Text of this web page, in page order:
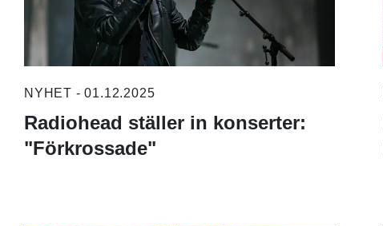
NYHET - 01.12.2025
Radiohead ställer in konserter:
"Förkrossade"